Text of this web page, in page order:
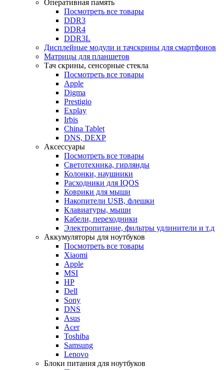
Оперативная память
Посмотреть все товары
DDR3
DDR4
DDR3L
Дисплейные модули и тачскрины для смартфонов
Матрицы для планшетов
Тач скрины, сенсорные стекла
Посмотреть все товары
Apple
Digma
Prestigio
Explay
Irbis
China Tablet
DNS, DEXP
Аксессуары
Посмотреть все товары
Светотехника, гирлянды
Колонки, наушники
Расходники для IQOS
Коврики для мыши
Накопители USB, флешки
Клавиатуры, мыши
Кабели, переходники
Электропитание, фильтры удлинители и т.д
Аккумуляторы для ноутбуков
Посмотреть все товары
Xiaomi
Apple
MSI
HP
Dell
Sony
DNS
Asus
Acer
Toshiba
Samsung
Lenovo
Блоки питания для ноутбуков